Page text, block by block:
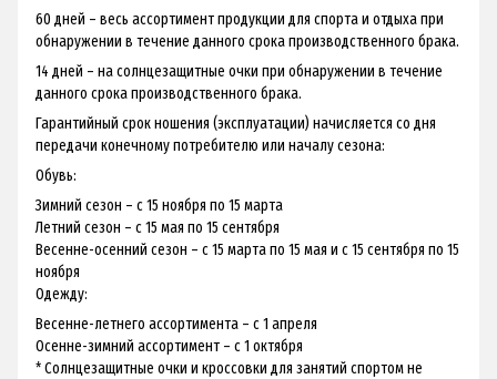
60 дней – весь ассортимент продукции для спорта и отдыха при
обнаружении в течение данного срока производственного брака.
14 дней – на солнцезащитные очки при обнаружении в течение
данного срока производственного брака.
Гарантийный срок ношения (эксплуатации) начисляется со дня
передачи конечному потребителю или началу сезона:
Обувь:
Зимний сезон – с 15 ноября по 15 марта
Летний сезон – с 15 мая по 15 сентября
Весенне-осенний сезон – с 15 марта по 15 мая и с 15 сентября по 15
ноября
Одежду:
Весенне-летнего ассортимента – с 1 апреля
Осенне-зимний ассортимент – с 1 октября
* Солнцезащитные очки и кроссовки для занятий спортом не